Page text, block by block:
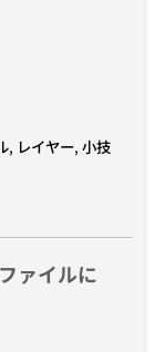
, レイヤー, 小技
ァイルに